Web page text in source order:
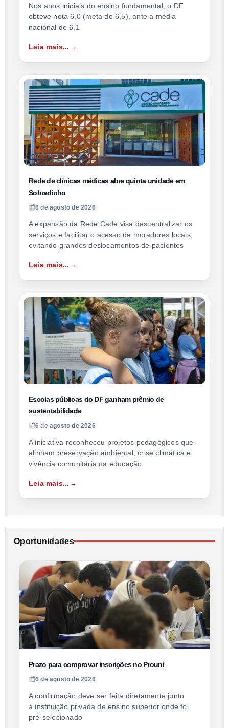
Nos anos iniciais do ensino fundamental, o DF
obteve nota 6,0 (meta de 6,5), ante a média
nacional de 6,1
Leia mais...
Rede de clínicas médicas abre quinta unidade em
Sobradinho
6 de agosto de 2026
A expansão da Rede Cade visa descentralizar os
serviços e facilitar o acesso de moradores locais,
evitando grandes deslocamentos de pacientes
Leia mais...
Escolas públicas do DF ganham prêmio de
sustentabilidade
6 de agosto de 2026
A iniciativa reconheceu projetos pedagógicos que
alinham preservação ambiental, crise climática e
vivência comunitária na educação
Leia mais...
Oportunidades
Prazo para comprovar inscrições no Prouni
6 de agosto de 2026
A confirmação deve ser feita diretamente junto
à instituição privada de ensino superior onde foi
pré-selecionado